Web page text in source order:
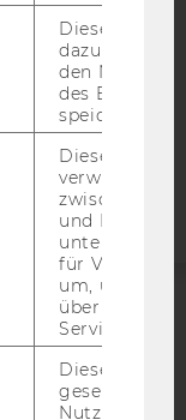
Dieser
dazu
den
des
speichern.
Dieses
verwendet,
zwischen
und Bots zu
für Vimeo
um, um
über die
Service zu
Dieses
gesetzt, um
Nutzung des